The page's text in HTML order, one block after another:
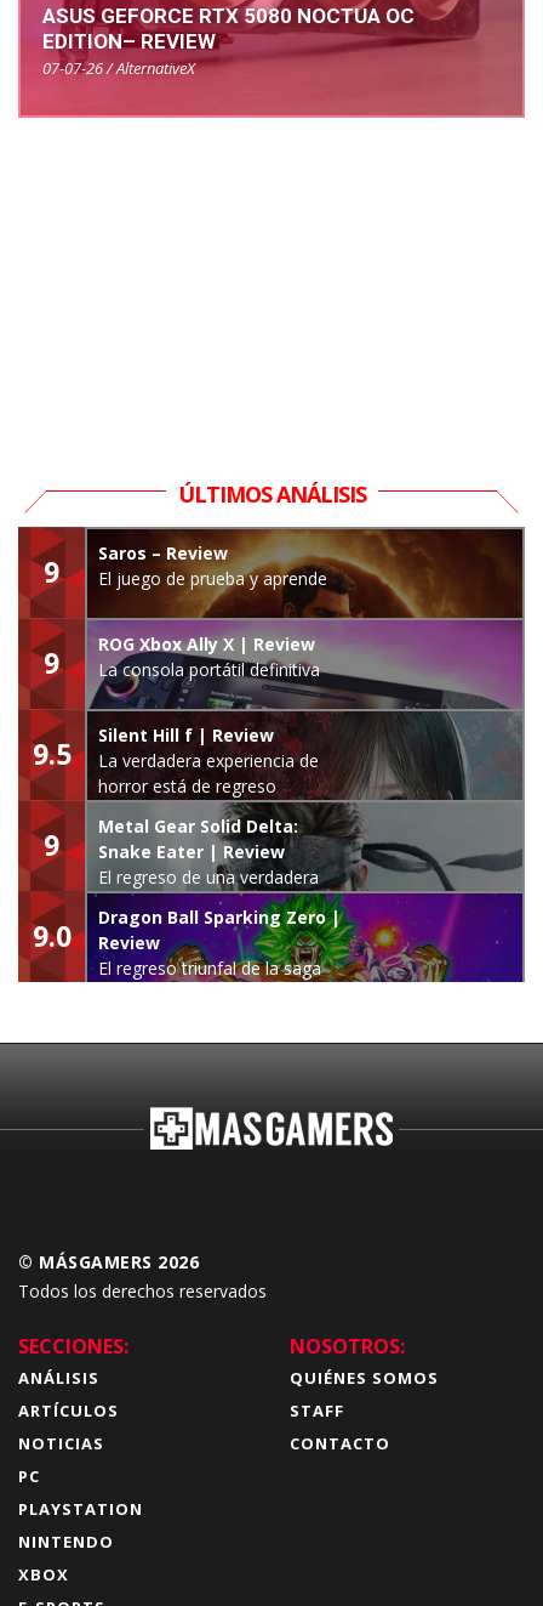
ASUS GEFORCE RTX 5080 NOCTUA OC
EDITION– REVIEW
07-07-26 / AlternativeX
ÚLTIMOS ANÁLISIS
9
Saros – Review
El juego de prueba y aprende
9
ROG Xbox Ally X | Review
La consola portátil definitiva
9.5
Silent Hill f | Review
La verdadera experiencia de
horror está de regreso
9
Metal Gear Solid Delta:
Snake Eater | Review
El regreso de una verdadera
leyenda
9.0
Dragon Ball Sparking Zero |
Review
El regreso triunfal de la saga
© MÁSGAMERS 2026
Todos los derechos reservados
SECCIONES:
ANÁLISIS
ARTÍCULOS
NOTICIAS
PC
PLAYSTATION
NINTENDO
XBOX
NOSOTROS:
QUIÉNES SOMOS
STAFF
CONTACTO